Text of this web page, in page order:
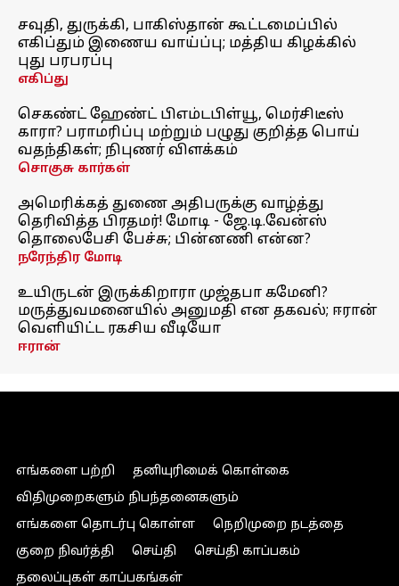
சவுதி, துருக்கி, பாகிஸ்தான் கூட்டமைப்பில்
எகிப்தும் இணைய வாய்ப்பு; மத்திய கிழக்கில்
புது பரபரப்பு
எகிப்து
செகண்ட் ஹேண்ட் பிஎம்டபிள்யூ, மெர்சிடீஸ்
காரா? பராமரிப்பு மற்றும் பழுது குறித்த பொய்
வதந்திகள்; நிபுணர் விளக்கம்
சொகுசு கார்கள்
அமெரிக்கத் துணை அதிபருக்கு வாழ்த்து
தெரிவித்த பிரதமர்! மோடி - ஜே.டி.வேன்ஸ்
தொலைபேசி பேச்சு; பின்னணி என்ன?
நரேந்திர மோடி
உயிருடன் இருக்கிறாரா முஜ்தபா கமேனி?
மருத்துவமனையில் அனுமதி என தகவல்; ஈரான்
வெளியிட்ட ரகசிய வீடியோ
ஈரான்
எங்களை பற்றி
தனியுரிமைக் கொள்கை
விதிமுறைகளும் நிபந்தனைகளும்
எங்களை தொடர்பு கொள்ள
நெறிமுறை நடத்தை
குறை நிவர்த்தி
செய்தி
செய்தி காப்பகம்
தலைப்புகள் காப்பகங்கள்